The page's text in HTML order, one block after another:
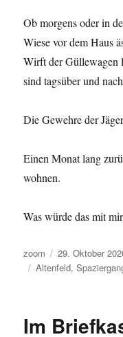
Ob morgens oder in
Wiese vor dem Haus
Wirft der Güllewagen
sind tagsüber und
Die Gewehre der
Einen Monat lang
wohnen.
Was würde das mit
Autor
zoom
Veröffentlicht
am
29. Oktober
Schlagwörter
Altenfeld,
Im